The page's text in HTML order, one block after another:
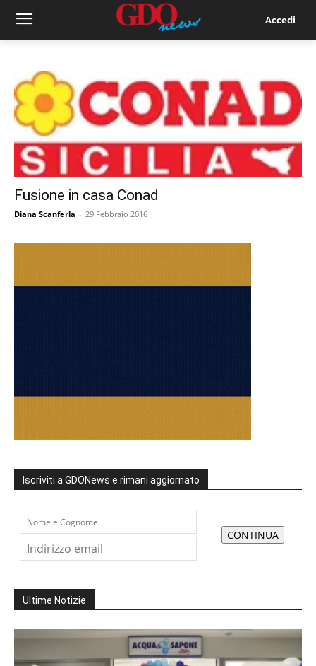
Accedi
Fusione in casa Conad
Diana Scanferla - 29 Febbraio 2016
Iscriviti a GDONews e rimani aggiornato
Ultime Notizie